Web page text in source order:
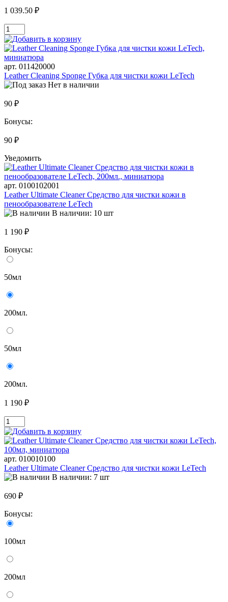
1 039.50 ₽
арт. 011420000
Leather Cleaning Sponge Губка для чистки кожи LeTech
Нет в наличии
90 ₽
Бонусы:
90 ₽
Уведомить
арт. 0100102001
Leather Ultimate Cleaner Средство для чистки кожи в
пенообразователе LeTech
В наличии: 10 шт
1 190 ₽
Бонусы:
50мл
200мл.
50мл
200мл.
1 190 ₽
арт. 010010100
Leather Ultimate Cleaner Средство для чистки кожи LeTech
В наличии: 7 шт
690 ₽
Бонусы:
100мл
200мл